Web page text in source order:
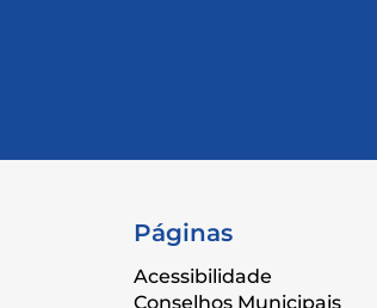
Páginas
Acessibilidade
Conselhos Municipais